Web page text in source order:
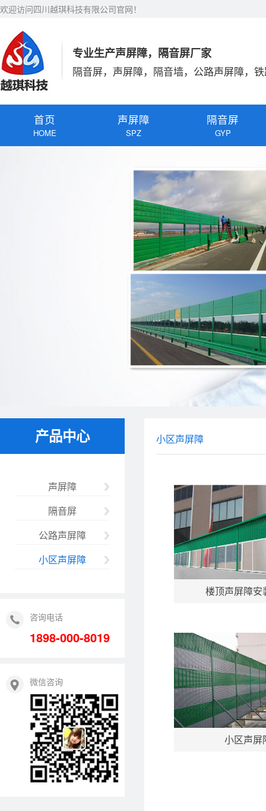
欢迎访问四川越琪科技有限公司官网！
专业生产声屏障，隔音屏厂家
隔音屏，声屏障，隔音墙，公路声屏障，
首页
HOME
声屏障
SPZ
隔音屏
GYP
产品中心
声屏障
隔音屏
公路声屏障
小区声屏障
咨询电话
1898-000-8019
微信咨询
小区声屏障
楼顶声屏障安
小区声屏